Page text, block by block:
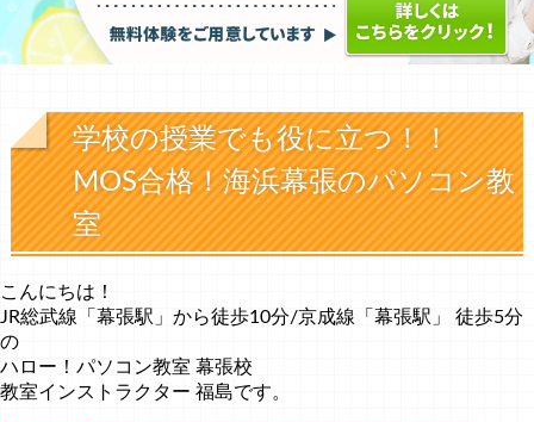
学校の授業でも役に立つ！！
MOS合格！海浜幕張のパソコン教
室
こんにちは！
JR総武線「幕張駅」から徒歩10分/京成線「幕張駅」 徒歩5分
の
ハロー！パソコン教室 幕張校
教室インストラクター 福島です。